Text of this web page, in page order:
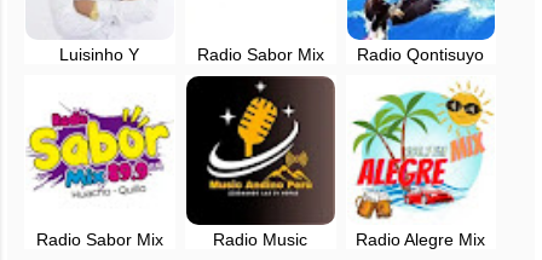
Luisinho Y
Radio Sabor Mix
100.1 FM en vivo -
Puno, Perú
Radio Qontisuyo
Radio Sabor Mix
Radio Music
Radio Alegre Mix